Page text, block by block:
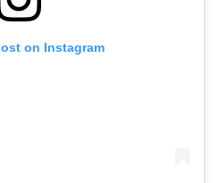
on Instagram